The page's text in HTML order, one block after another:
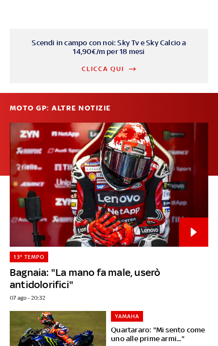
Scendi in campo con noi: Sky Tv e Sky Calcio a
14,90€/m per 18 mesi
CLICCA QUI
MOTO GP: ALTRE NOTIZIE
Bagnaia: "La mano fa male, userò
antidolorifici"
13° TEMPO
07 ago - 20:32
Quartararo: "Mi sento come
uno alle prime armi..."
YAMAHA